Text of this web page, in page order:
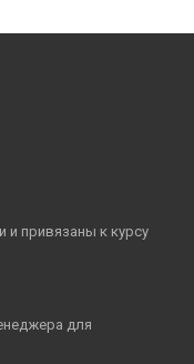
и привязаны к курсу
для